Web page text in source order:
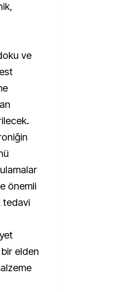
ve
önemli
tedavi
elden